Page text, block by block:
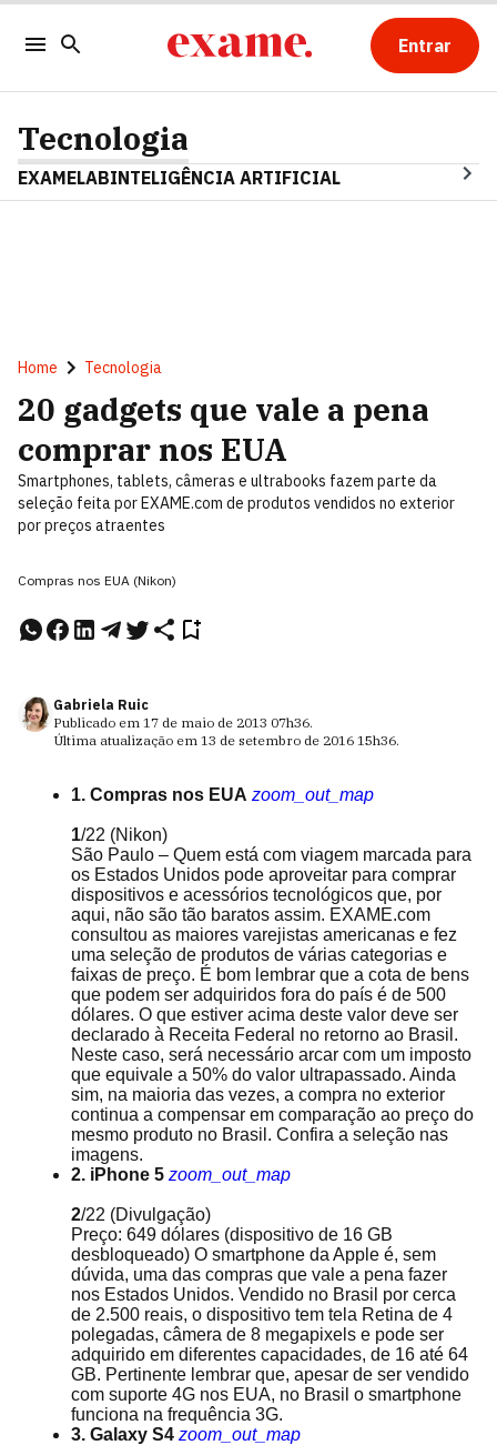
Entrar
Tecnologia
EXAMELABINTELIGÊNCIA ARTIFICIAL
Home Tecnologia
20 gadgets que vale a pena
comprar nos EUA
Smartphones, tablets, câmeras e ultrabooks fazem parte da
seleção feita por EXAME.com de produtos vendidos no exterior
por preços atraentes
Compras nos EUA (Nikon)
Gabriela Ruic
Publicado em 17 de maio de 2013 07h36.
Última atualização em 13 de setembro de 2016 15h36.
1. Compras nos EUA zoom_out_map
1/22 (Nikon)
São Paulo – Quem está com viagem marcada para
os Estados Unidos pode aproveitar para comprar
dispositivos e acessórios tecnológicos que, por
aqui, não são tão baratos assim. EXAME.com
consultou as maiores varejistas americanas e fez
uma seleção de produtos de várias categorias e
faixas de preço. É bom lembrar que a cota de bens
que podem ser adquiridos fora do país é de 500
dólares. O que estiver acima deste valor deve ser
declarado à Receita Federal no retorno ao Brasil.
Neste caso, será necessário arcar com um imposto
que equivale a 50% do valor ultrapassado. Ainda
sim, na maioria das vezes, a compra no exterior
continua a compensar em comparação ao preço do
mesmo produto no Brasil. Confira a seleção nas
imagens.
2. iPhone 5 zoom_out_map
2/22 (Divulgação)
Preço: 649 dólares (dispositivo de 16 GB
desbloqueado) O smartphone da Apple é, sem
dúvida, uma das compras que vale a pena fazer
nos Estados Unidos. Vendido no Brasil por cerca
de 2.500 reais, o dispositivo tem tela Retina de 4
polegadas, câmera de 8 megapixels e pode ser
adquirido em diferentes capacidades, de 16 até 64
GB. Pertinente lembrar que, apesar de ser vendido
com suporte 4G nos EUA, no Brasil o smartphone
funciona na frequência 3G.
3. Galaxy S4 zoom_out_map